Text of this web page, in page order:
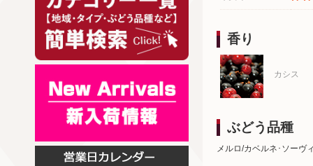
香り
カシス
ぶどう品種
メルロ/カベルネ･ソーヴ